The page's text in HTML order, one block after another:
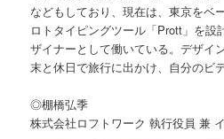
などもしており、現在は、東京をベ
ロトタイピングツール「Prott」を設
ザイナーとして働いている。デザイ
末と休日で旅行に出かけ、自分のビ
◎棚橋弘季
株式会社ロフトワーク 執行役員 兼